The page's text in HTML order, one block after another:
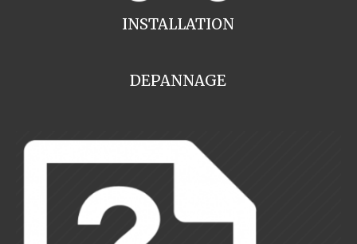
INSTALLATION
DEPANNAGE